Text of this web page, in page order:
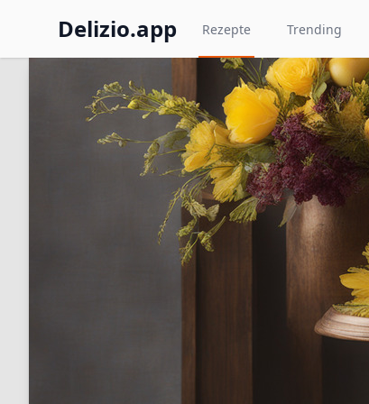
Delizio.app Rezepte Trending